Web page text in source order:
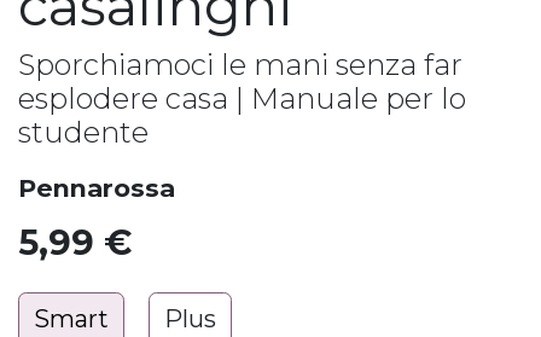
Sporchiamoci le mani senza far
esplodere casa | Manuale per lo
studente
Pennarossa
5,99 €
Smart Plus